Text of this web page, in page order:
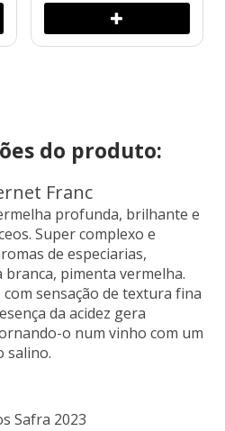
do produto:
Franc
profunda, brilhante e
Super complexo e
de especiarias,
pimenta vermelha.
sensação de textura fina
da acidez gera
o num vinho com um
salino.
Safra 2023